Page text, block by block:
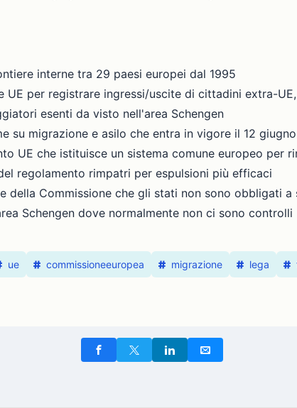
interne tra 29 paesi europei dal 1995
UE per registrare ingressi/uscite di cittadini extra-
esenti da visto nell'area Schengen
su migrazione e asilo che entra in vigore il 12
UE che istituisce un sistema comune europeo per
regolamento rimpatri per espulsioni più efficaci
della Commissione che gli stati non sono obbligati a
Schengen dove normalmente non ci sono controlli
ue commissioneeuropea migrazione lega